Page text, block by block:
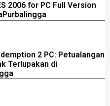
2006 for PC Full Version
2 PC: Petualangan
Terlupakan di